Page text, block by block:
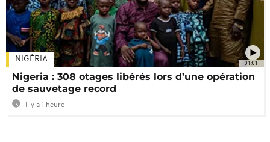
01:01
NIGÉRIA
Nigeria : 308 otages libérés lors d’une opération
de sauvetage record
Il y a 1 heure